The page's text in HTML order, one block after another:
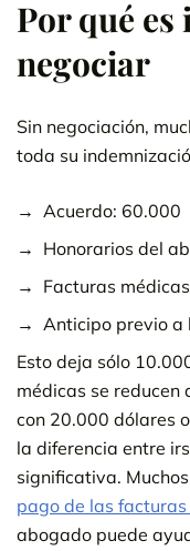
Por qué
negociar
Sin negociación,
toda su
Acuerdo: 60.000
Honorarios del
Facturas
Anticipo previo a
Esto deja sólo
médicas se
con 20.000 dólares
la diferencia entre
significativa.
pago de las
abogado puede